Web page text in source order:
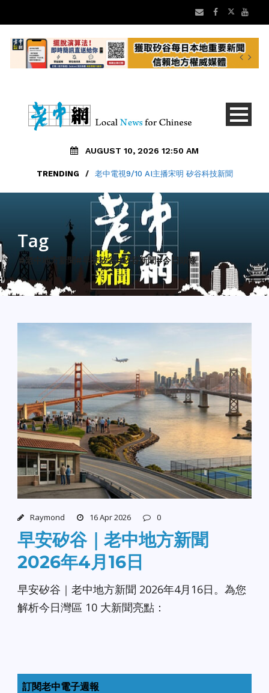
AUGUST 10, 2026 12:50 AM
TRENDING / 老中電視9/10 AI主播宋明 矽谷科技新聞
Tag
#老中地方新聞#早安矽谷#矽谷新聞#今日頭條
Raymond 16 Apr 2026 0
早安矽谷｜老中地方新聞
2026年4月16日
早安矽谷｜老中地方新聞 2026年4月16日。為您
解析今日灣區 10 大新聞亮點：
訂閱老中電子週報